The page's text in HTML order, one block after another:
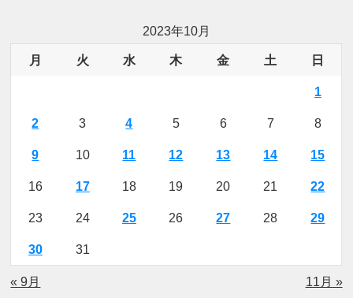
2023年10月
月 火 水 木 金 土 日
1
2 3 4 5 6 7 8
9 10 11 12 13 14 15
16 17 18 19 20 21 22
23 24 25 26 27 28 29
30 31
« 9月 11月 »